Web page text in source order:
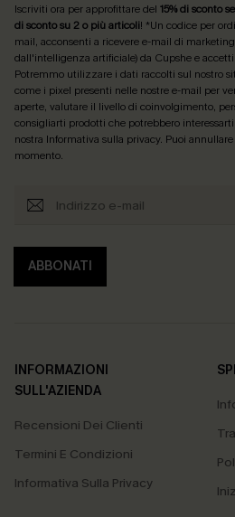
Iscriviti ora per approfittare del 15% di sconto
di sconto su 2 o più articoli! *Un codice per
mail, acconsenti a ricevere e-mail di
dall'intelligenza artificiale) da Cupshe e
Potremmo utilizzare i dati raccolti sul nostro
come i pixel presenti nelle nostre e-mail per
aperte, valutare il livello di coinvolgimento,
consigliarti prodotti che potrebbero
nostra Informativa sulla privacy. Puoi
momento.
ABBONATI
INFORMAZIONI
SULL'AZIENDA
Recensioni Dei Clienti
Termini E Condizioni
Informativa Sulla Privacy